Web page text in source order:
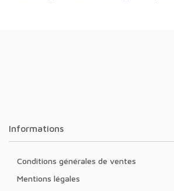
Informations
Conditions générales de ventes
Mentions légales